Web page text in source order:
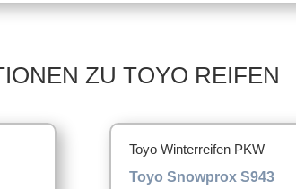
ZU TOYO REIFEN
Toyo Winterreifen PKW
Toyo Snowprox S943